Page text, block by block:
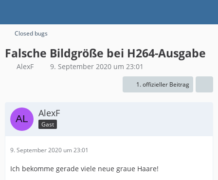
Closed bugs
Falsche Bildgröße bei H264-Ausgabe
AlexF 9. September 2020 um 23:01
1. offizieller Beitrag
AlexF
Gast
9. September 2020 um 23:01
Ich bekomme gerade viele neue graue Haare!